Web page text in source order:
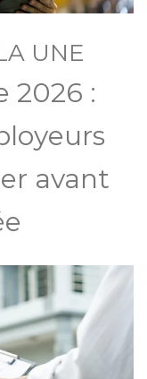
UNE
2026 :
avant